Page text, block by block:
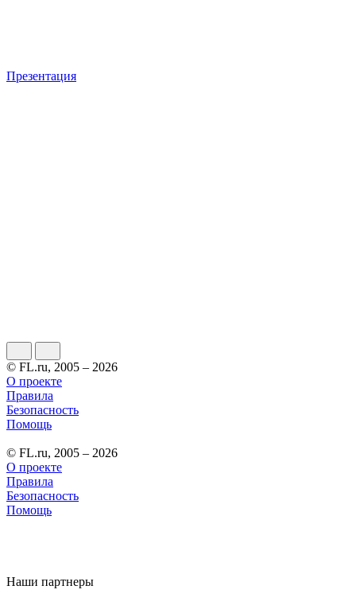
Презентация
© FL.ru, 2005 – 2026
О проекте
Правила
Безопасность
Помощь
© FL.ru, 2005 – 2026
О проекте
Правила
Безопасность
Помощь
Наши партнеры